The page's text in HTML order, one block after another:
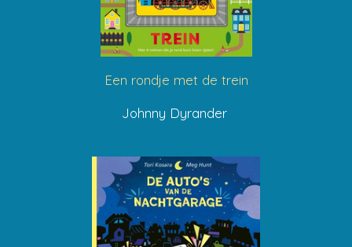
Een rondje met de trein
Johnny Dyrander